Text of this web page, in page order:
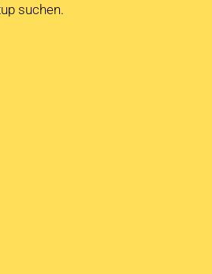
suchen.